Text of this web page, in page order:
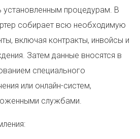
процедурам. В
собирает всю необходимую
включая контракты, инвойсы и
Затем данные вносятся в
специального
или онлайн-систем,
службами.